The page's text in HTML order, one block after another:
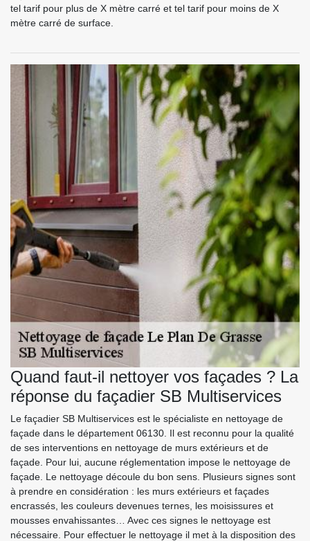
tel tarif pour plus de X mètre carré et tel tarif pour moins de X
mètre carré de surface.
Quand faut-il nettoyer vos façades ? La
réponse du façadier SB Multiservices
Le façadier SB Multiservices est le spécialiste en nettoyage de
façade dans le département 06130. Il est reconnu pour la qualité
de ses interventions en nettoyage de murs extérieurs et de
façade. Pour lui, aucune réglementation impose le nettoyage de
façade. Le nettoyage découle du bon sens. Plusieurs signes sont
à prendre en considération : les murs extérieurs et façades
encrassés, les couleurs devenues ternes, les moisissures et
mousses envahissantes… Avec ces signes le nettoyage est
nécessaire. Pour effectuer le nettoyage il met à la disposition des